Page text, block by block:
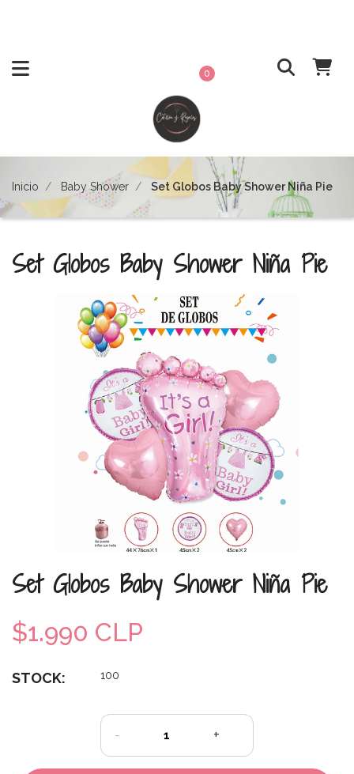
0
Inicio Baby Shower Set Globos Baby Shower Niña Pie
Set Globos Baby Shower Niña Pie
Set Globos Baby Shower Niña Pie
$1.990 CLP
STOCK: 100
- +